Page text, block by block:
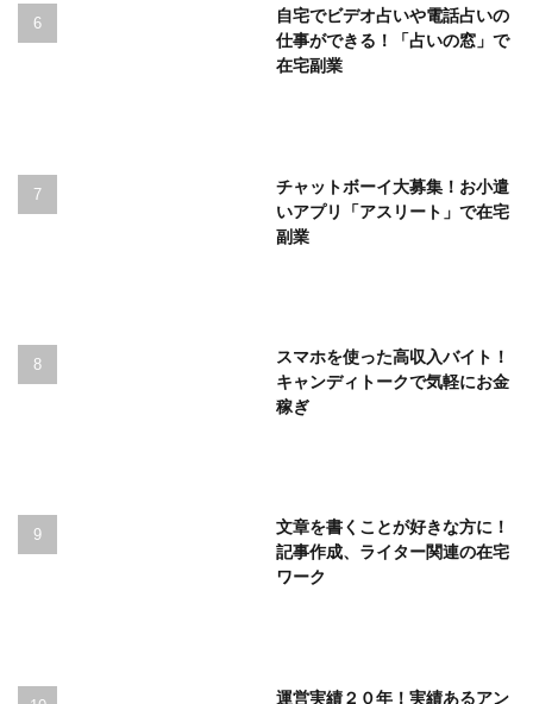
自宅でビデオ占いや電話占いの
仕事ができる！「占いの窓」で
在宅副業
チャットボーイ大募集！お小遣
いアプリ「アスリート」で在宅
副業
スマホを使った高収入バイト！
キャンディトークで気軽にお金
稼ぎ
文章を書くことが好きな方に！
記事作成、ライター関連の在宅
ワーク
運営実績２０年！実績あるアン